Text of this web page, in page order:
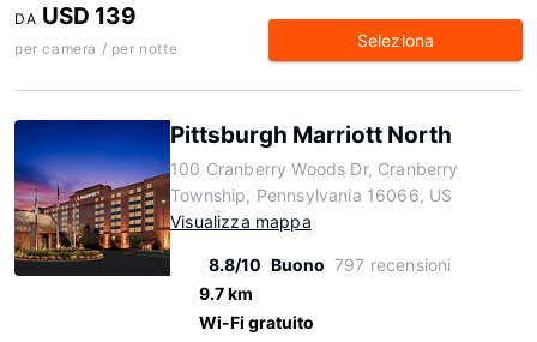
DA USD 139
per camera / per notte Seleziona
Pittsburgh Marriott North
100 Cranberry Woods Dr, Cranberry
Township, Pennsylvania 16066, US
Visualizza mappa
8.8/10 Buono 797 recensioni
9.7 km
Wi-Fi gratuito